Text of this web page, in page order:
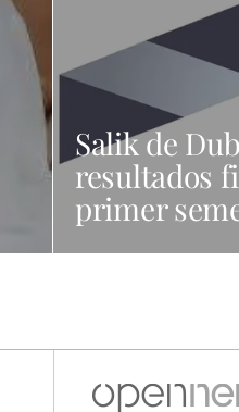
Salik de
resultados
primer